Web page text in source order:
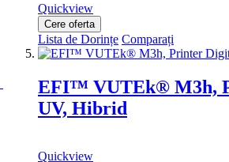
Quickview
Cere oferta
Lista de Dorințe Comparați
EFI™ VUTEk® M3h,
UV, Hibrid
Quickview